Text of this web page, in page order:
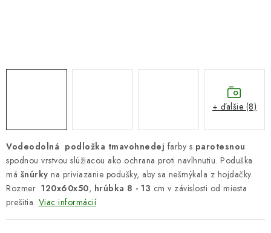
Vodeodolná podložka tmavohnedej farby s parotesnou
spodnou vrstvou slúžiacou ako ochrana proti navlhnutiu. Poduška
má šnúrky na priviazanie podušky, aby sa nešmýkala z hojdačky.
Rozmer 120x60x50, hrúbka 8 - 13 cm v závislosti od miesta
prešitia. Viac informácií
+ ďalšie (8)